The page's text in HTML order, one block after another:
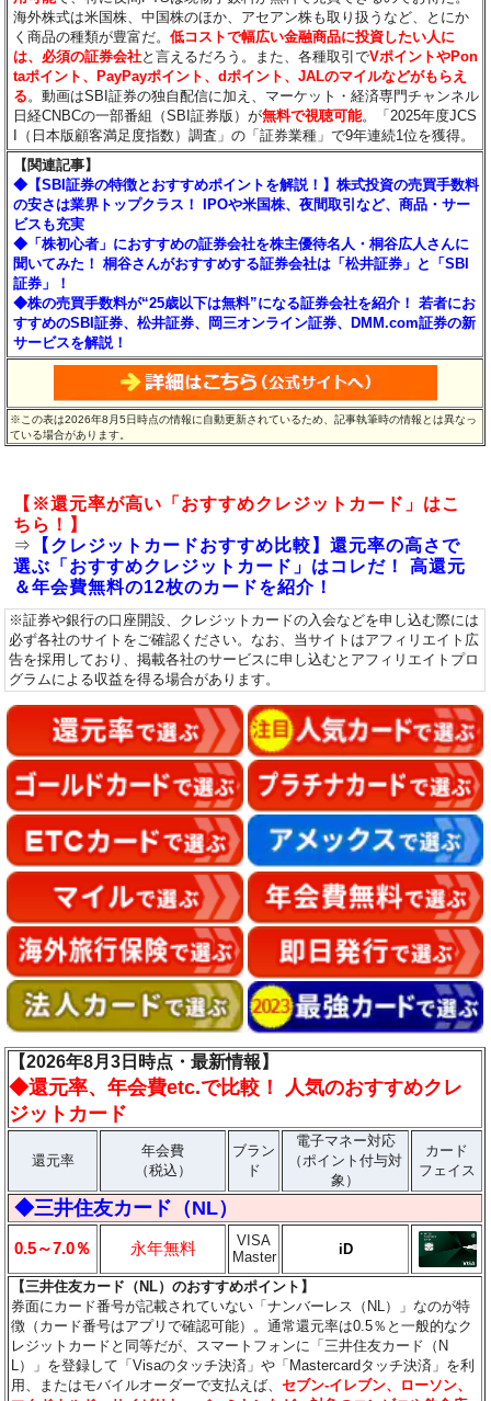
海外株式は米国株、中国株のほか、アセアン株も取り扱うなど、とにか
く商品の種類が豊富だ。低コストで幅広い金融商品に投資したい人に
は、必須の証券会社と言えるだろう。また、各種取引でVポイントやPon
taポイント、PayPayポイント、dポイント、JALのマイルなどがもらえ
る 。動画はSBI証券の独自配信に加え、マーケット・経済専門チャンネル
日経CNBCの一部番組（SBI証券版）が無料で視聴可能。「2025年度JCS
I（日本版顧客満足度指数）調査」の「証券業種」で9年連続1位を獲得。
【関連記事】
◆【SBI証券の特徴とおすすめポイントを解説！】株式投資の売買手数料
の安さは業界トップクラス！ IPOや米国株、夜間取引など、商品・サー
ビスも充実
◆「株初心者」におすすめの証券会社を株主優待名人・桐谷広人さんに
聞いてみた！ 桐谷さんがおすすめする証券会社は「松井証券」と「SBI
証券」！
◆株の売買手数料が“25歳以下は無料”になる証券会社を紹介！ 若者にお
すすめのSBI証券、松井証券、岡三オンライン証券、DMM.com証券の新
サービスを解説！
※この表は2026年8月5日時点の情報に自動更新されているため、記事執筆時の情報とは異なっ
ている場合があります。
【※還元率が高い「おすすめクレジットカード」はこ
ちら！】
⇒
【クレジットカードおすすめ比較】還元率の高さで
選ぶ「おすすめクレジットカード」はコレだ！ 高還元
＆年会費無料の12枚のカードを紹介！
※証券や銀行の口座開設、クレジットカードの入会などを申し込む際には
必ず各社のサイトをご確認ください。なお、当サイトはアフィリエイト広
告を採用しており、掲載各社のサービスに申し込むとアフィリエイトプロ
グラムによる収益を得る場合があります。
【2026年8月3日時点・最新情報】
◆還元率、年会費etc.で比較！ 人気のおすすめクレ
ジットカード
還元率
年会費
（税込）
ブラン
ド
電子マネー対応
（ポイント付与対
象）
カード
フェイス
◆三井住友カード（NL）
0.5～7.0％ 永年無料
VISA
Master
iD
【三井住友カード（NL）のおすすめポイント】
券面にカード番号が記載されていない「ナンバーレス（NL）」なのが特
徴（カード番号はアプリで確認可能）。通常還元率は0.5％と一般的なク
レジットカードと同等だが、スマートフォンに「三井住友カード（N
L）」を登録して「Visaのタッチ決済」や「Mastercardタッチ決済」を利
用、またはモバイルオーダーで支払えば、セブン‐イレブン、ローソン、